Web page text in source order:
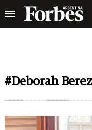
#Deborah